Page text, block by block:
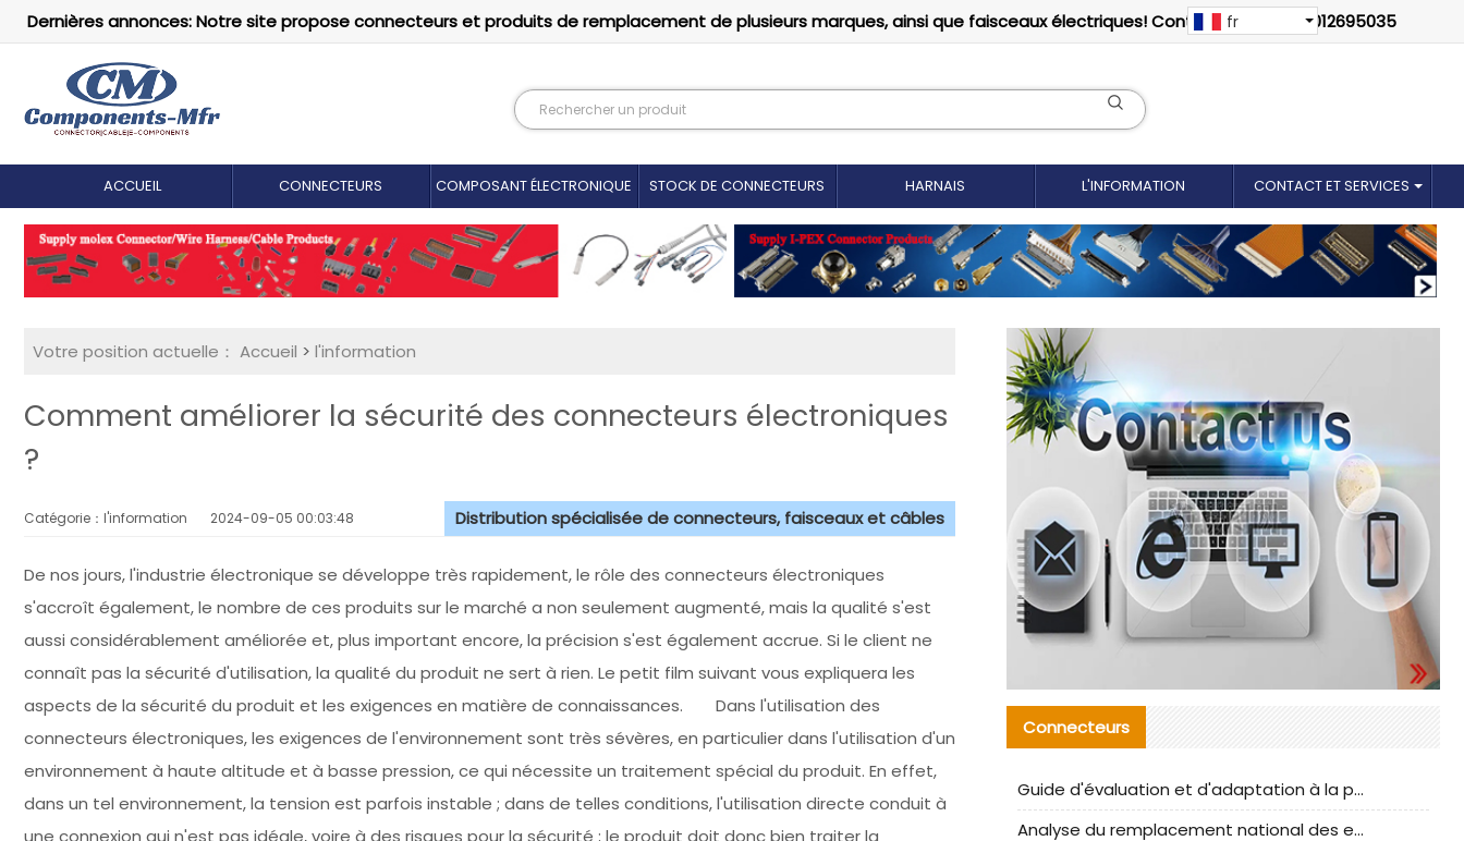
Dernières annonces: Notre site propose connecteurs et produits de remplacement de plusieurs marques, ainsi que faisceaux électriques! Contactez-nous: 18012695035
fr
ACCUEIL CONNECTEURS COMPOSANT ÉLECTRONIQUE STOCK DE CONNECTEURS HARNAIS L'INFORMATION CONTACT ET SERVICES
Votre position actuelle： Accueil > l'information
Comment améliorer la sécurité des connecteurs électroniques
?
Catégorie：l'information 2024-09-05 00:03:48 Distribution spécialisée de connecteurs, faisceaux et câbles
De nos jours, l'industrie électronique se développe très rapidement, le rôle des connecteurs électroniques
s'accroît également, le nombre de ces produits sur le marché a non seulement augmenté, mais la qualité s'est
aussi considérablement améliorée et, plus important encore, la précision s'est également accrue. Si le client ne
connaît pas la sécurité d'utilisation, la qualité du produit ne sert à rien. Le petit film suivant vous expliquera les
aspects de la sécurité du produit et les exigences en matière de connaissances. Dans l'utilisation des
connecteurs électroniques, les exigences de l'environnement sont très sévères, en particulier dans l'utilisation d'un
environnement à haute altitude et à basse pression, ce qui nécessite un traitement spécial du produit. En effet,
dans un tel environnement, la tension est parfois instable ; dans de telles conditions, l'utilisation directe conduit à
une connexion qui n'est pas idéale, voire à des risques pour la sécurité ; le produit doit donc bien traiter la
Connecteurs
Guide d'évaluation et d'adaptation à la production des composants de câbles nationaux CNC Tech
Analyse du remplacement national des ensembles de câbles à fréquence élevée I-PEX